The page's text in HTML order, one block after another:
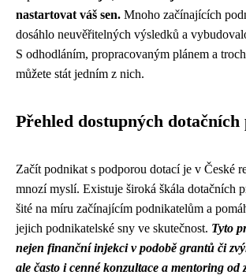
nastartovat váš sen. Mnoho začínajících
dosáhlo neuvěřitelných výsledků a
S odhodláním, propracovaným plánem a
můžete stát jedním z nich.
Přehled dostupných
Začít podnikat s podporou dotací je v České
mnozí myslí. Existuje široká škála dotačních
šité na míru začínajícím podnikatelům a
jejich podnikatelské sny ve skutečnost. Tyto
nejen finanční injekci v podobě grantů či
ale často i cenné konzultace a mentoring od